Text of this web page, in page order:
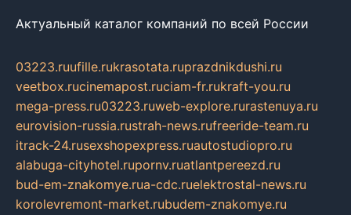
Актуальный каталог компаний по всей России
03223.ruufille.rukrasotata.ruprazdnikdushi.ru
veetbox.rucinemapost.ruciam-fr.rukraft-you.ru
mega-press.ru03223.ruweb-explore.rurastenuya.ru
eurovision-russia.rustrah-news.rufreeride-team.ru
itrack-24.rusexshopexpress.ruautostudiopro.ru
alabuga-cityhotel.rupornv.ruatlantpereezd.ru
bud-em-znakomye.rua-cdc.ruelektrostal-news.ru
korolevremont-market.rubudem-znakomye.ru